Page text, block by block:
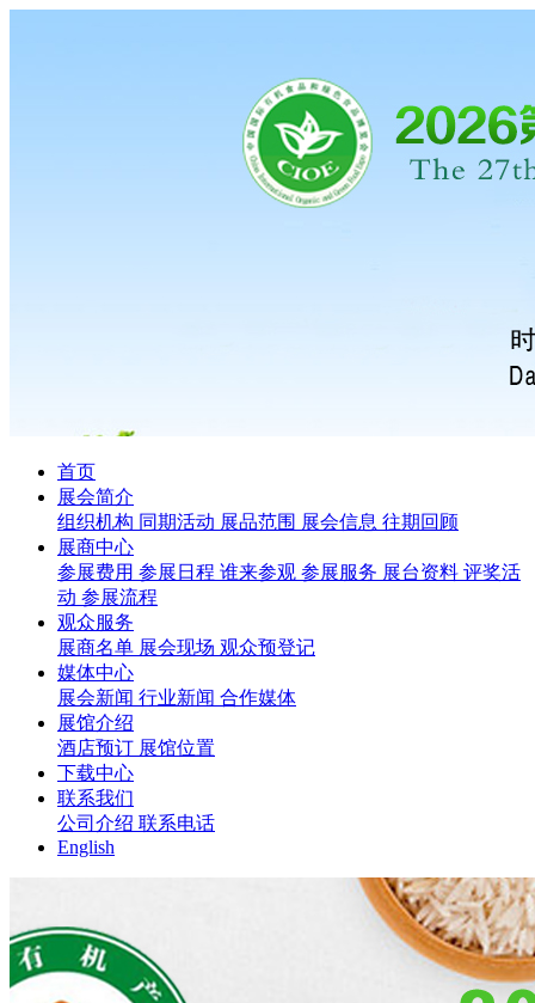
首页
展会简介
组织机构 同期活动 展品范围 展会信息 往期回顾
展商中心
参展费用 参展日程 谁来参观 参展服务 展台资料 评奖活
动 参展流程
观众服务
展商名单 展会现场 观众预登记
媒体中心
展会新闻 行业新闻 合作媒体
展馆介绍
酒店预订 展馆位置
下载中心
联系我们
公司介绍 联系电话
English